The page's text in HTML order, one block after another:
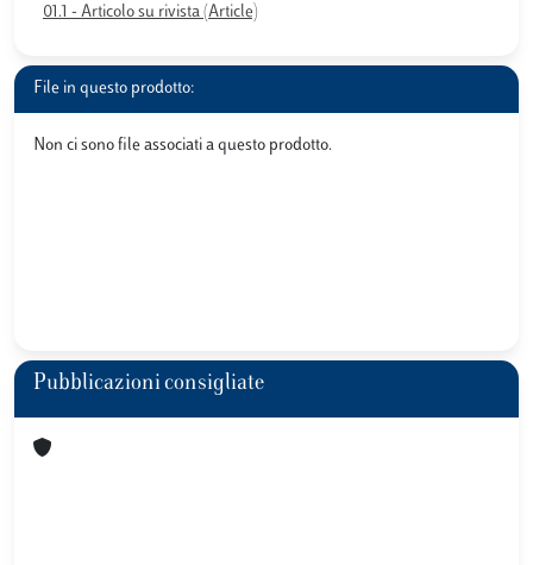
01.1 - Articolo su rivista (Article)
File in questo prodotto:
Non ci sono file associati a questo prodotto.
Pubblicazioni consigliate